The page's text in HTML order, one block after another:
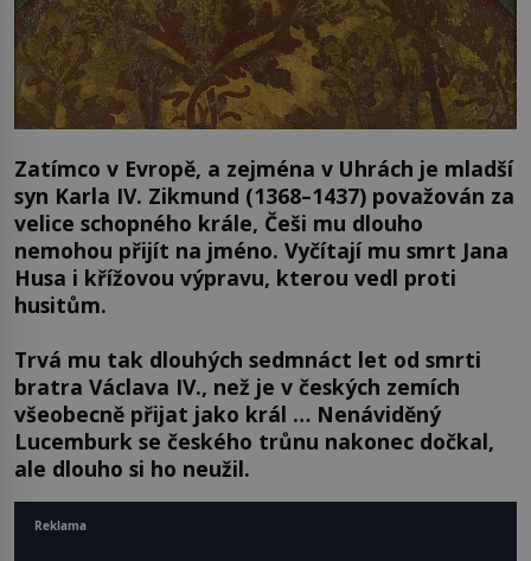
Zatímco v Evropě, a zejména v Uhrách je mladší
syn Karla IV. Zikmund (1368–1437) považován za
velice schopného krále, Češi mu dlouho
nemohou přijít na jméno. Vyčítají mu smrt Jana
Husa i křížovou výpravu, kterou vedl proti
husitům.
Trvá mu tak dlouhých sedmnáct let od smrti
bratra Václava IV., než je v českých zemích
všeobecně přijat jako král … Nenáviděný
Lucemburk se českého trůnu nakonec dočkal,
ale dlouho si ho neužil.
Reklama